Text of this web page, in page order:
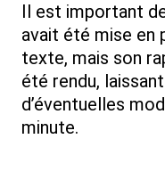
Il est important
avait été mise en
texte, mais son
été rendu,
d’éventuelles
minute.